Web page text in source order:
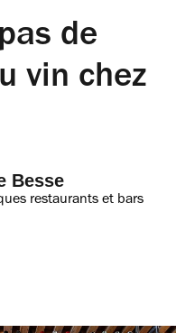
de
vin chez
Besse
restaurants et bars